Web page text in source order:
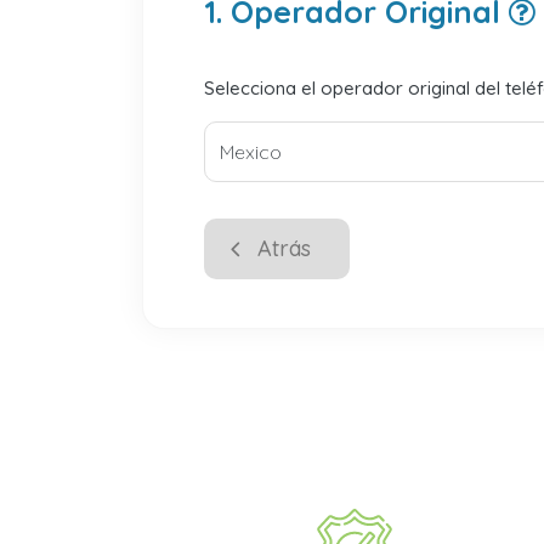
1. Operador Original
Selecciona el operador original del
Atrás